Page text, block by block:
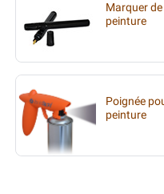
Marquer
peinture
Poignée
peinture